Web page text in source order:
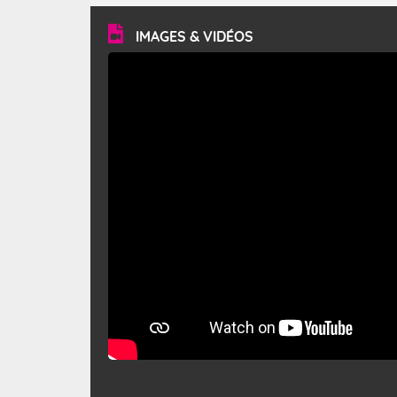
vitesse moyenne de 50 km/h et atteindre 80 à 100 km/h
en rafales, parfois davantage. Il parcourt la basse vallée
du Rhône et la Provence et envahit le littoral
méditerranéen à partir de la Camargue.
IMAGES & VIDÉOS